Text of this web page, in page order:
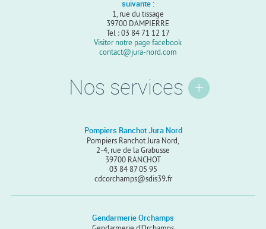
suivante :
1, rue du tissage
39700 DAMPIERRE
Tel : 03 84 71 12 17
Visiter notre page facebook
contact@jura-nord.com
Nos services
Pompiers Ranchot Jura Nord
Pompiers Ranchot Jura Nord,
2-4, rue de la Grabusse
39700 RANCHOT
03 84 87 05 95
cdcorchamps@sdis39.fr
Gendarmerie Orchamps